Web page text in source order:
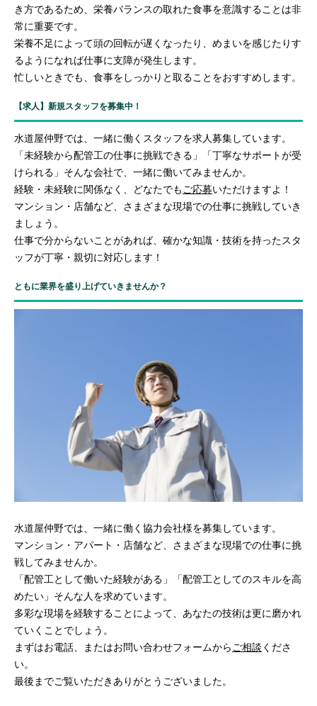
き方であるため、栄養バランスの取れた食事を意識することは非
常に重要です。
栄養不足によって頭の回転が遅くなったり、めまいを感じたりす
るようになれば仕事に支障が発生します。
忙しいときでも、食事をしっかりと取ることをおすすめします。
【求人】新規スタッフを募集中！
水道屋仲野では、一緒に働くスタッフを求人募集しています。
「未経験から配管工の仕事に挑戦できる」「丁寧なサポートが受
けられる」そんな会社で、一緒に働いてみませんか。
経験・未経験に関係なく、どなたでも ご応募いただけますよ！
マンション・店舗など、さまざまな現場での仕事に挑戦していき
ましょう。
仕事で分からないことがあれば、確かな知識・技術を持ったスタ
ッフが丁寧・親切に対応します！
ともに業界を盛り上げていきませんか？
水道屋仲野では、一緒に働く協力会社様を募集しています。
マンション・アパート・店舗など、さまざまな現場での仕事に挑
戦してみませんか。
「配管工として働いた経験がある」「配管工としてのスキルを高
めたい」そんな人を求めています。
多彩な現場を経験することによって、あなたの技術は更に磨かれ
ていくことでしょう。
まずはお電話、またはお問い合わせフォームから ご相談 くださ
い。
最後までご覧いただきありがとうございました。